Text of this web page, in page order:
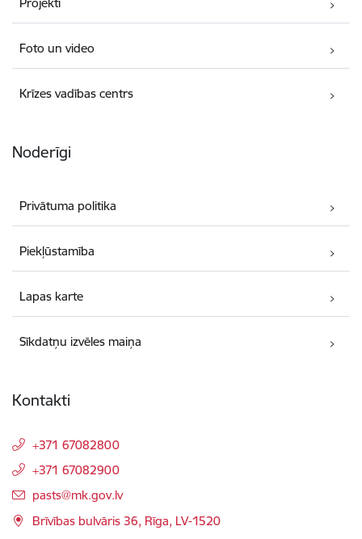
Foto un video
Krīzes vadības centrs
Noderīgi
Privātuma politika
Piekļūstamība
Lapas karte
Sīkdatņu izvēles maiņa
Kontakti
+371 67082800
+371 67082900
E-pasts:
pasts@mk.gov.lv
Brīvības bulvāris 36, Rīga, LV-1520